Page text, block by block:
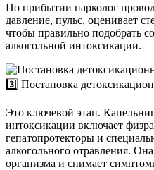
По прибытии нарколог
давление, пульс, оценивает
чтобы правильно подобрать
алкогольной интоксикации.
3️⃣ Постановка
Это ключевой этап.
интоксикации включает
гепатопротекторы и
алкогольного отравления.
организма и снимает